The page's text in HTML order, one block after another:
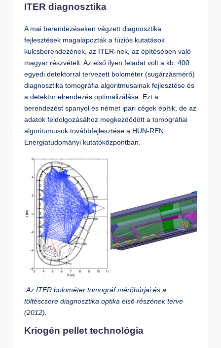
ITER diagnosztika
A mai berendezéseken végzett diagnosztika
fejlesztések magalapozták a fúziós kutatások
kulcsberendezének, az ITER-nek, az építésében való
magyar részvételt. Az első ilyen feladat volt a kb. 400
egyedi detektorral tervezett bolométer (sugárzásmérő)
diagnosztika tomográfia algoritmusainak fejlesztése és
a detektor elrendezés optimalizálása. Ezt a
berendezést spanyol és német ipari cégek építik, de az
adatok feldolgozásához megkezdődött a tomográfiai
algoritumusok továbbfejlesztése a HUN-REN
Energiatudományi kutatóközpontban.
Az ITER bolométer tomográf mérőhúrjai és a
töltéscsere diagnosztika optika első részének terve
(2012).
Kriogén pellet technológia